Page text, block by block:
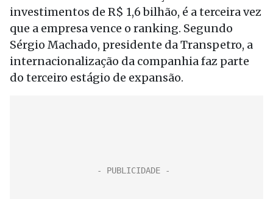
investimentos de R$ 1,6 bilhão, é a terceira vez
que a empresa vence o ranking. Segundo
Sérgio Machado, presidente da Transpetro, a
internacionalização da companhia faz parte
do terceiro estágio de expansão.